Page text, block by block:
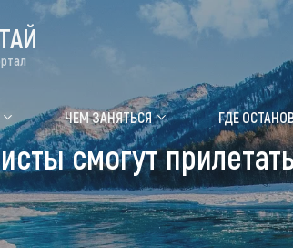
Цветение
Где побывать
Объекты природы
ЧЕМ ЗАНЯТЬСЯ ГДЕ
смогут